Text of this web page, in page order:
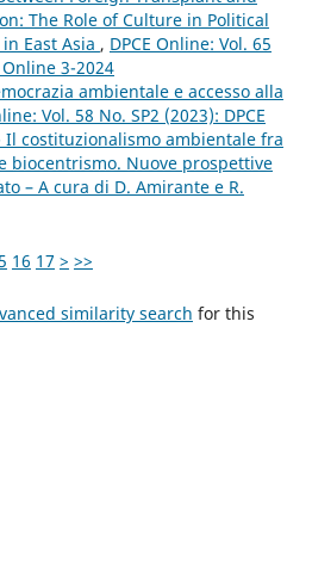
The Role of Culture in Political
East Asia , DPCE Online: Vol. 65
Online 3-2024
ambientale e accesso alla
Vol. 58 No. SP2 (2023): DPCE
Il costituzionalismo ambientale fra
biocentrismo. Nuove prospettive
– A cura di D. Amirante e R.
16 17 > >>
similarity search for this